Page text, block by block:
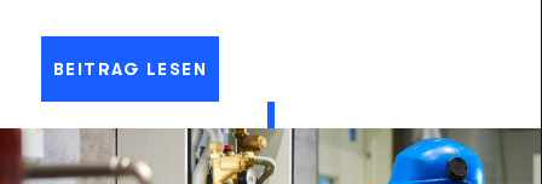
BEITRAG LESEN